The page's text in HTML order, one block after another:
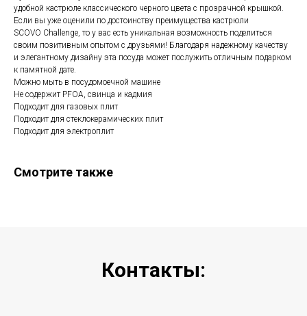
удобной кастрюле классического черного цвета с прозрачной крышкой.
Если вы уже оценили по достоинству преимущества кастрюли
SCOVO Challenge, то у вас есть уникальная возможность поделиться
своим позитивным опытом с друзьями! Благодаря надежному качеству
и элегантному дизайну эта посуда может послужить отличным подарком
к памятной дате.
Можно мыть в посудомоечной машине
Не содержит PFOA, свинца и кадмия
Подходит для газовых плит
Подходит для стеклокерамических плит
Подходит для электроплит
Смотрите также
Контакты: